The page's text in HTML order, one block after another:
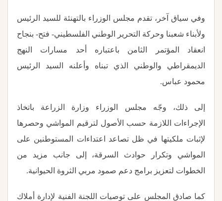
وفي سياق آخر، تقدم مجلس الوزراء بالتهنئة للسيد الرئيس
ولأبناء شعبنا وحركة التحرير الوطني الفلسطيني- فتح- بنجاح
انعقاد المؤتمر الثامن باعتباره أحد مسارات النهج
الديمقراطي والوطني الذي تبناه وأعلنه السيد الرئيس
محمود عباس.
إلى ذلك، وجّه مجلس الوزراء وزارة الزراعة باتخاذ
الإجراءات اللازمة حسب الأصول لترقيم المواشي وحصرها
لإثبات ملكيتها في ظل تصاعد اعتداءات المستوطنين على
المواشي وتكرار حوادث السرقة، إلى جانب مزيد من
الخطوات لتعزيز برامج دعم صمود مربي الثروة الحيوانية.
كما صادق المجلس على توصيات اللجنة الفنية لإدارة أملاك